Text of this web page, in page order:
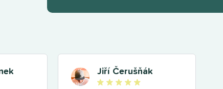
Jiří Čerušňák